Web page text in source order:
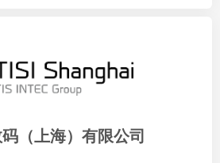
（上海）有限公司